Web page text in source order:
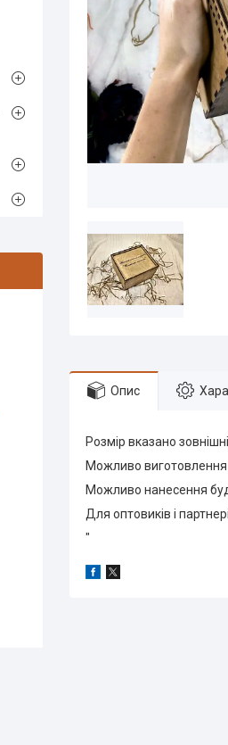
Опис
Розмір вказано
Можливо виготовлення
Можливо нанесення
Для оптовиків і
"